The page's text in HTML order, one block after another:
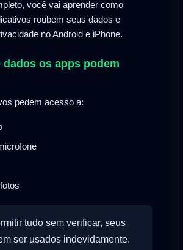
você vai aprender como
roubem seus dados e
no Android e iPhone.
dados os apps podem
pedem acesso a:
tudo sem verificar, seus
ser usados indevidamente.